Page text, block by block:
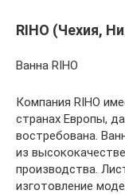
RIHO (Чехия,
Ванна RIHO
Компания RIHO
странах Европы,
востребована.
из
производства.
изготовление